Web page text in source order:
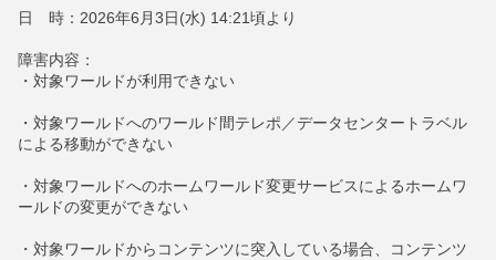
日 時：2026年6月3日(水) 14:21頃より
障害内容：
・対象ワールドが利用できない
・対象ワールドへのワールド間テレポ／データセンタートラベル
による移動ができない
・対象ワールドへのホームワールド変更サービスによるホームワ
ールドの変更ができない
・対象ワールドからコンテンツに突入している場合、コンテンツ